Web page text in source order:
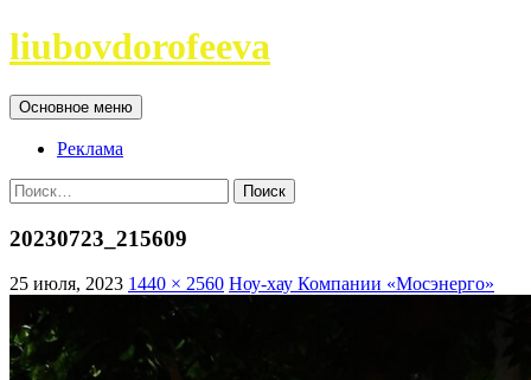
Перейти
к
liubovdorofeeva
Поиск
Основное меню
Реклама
Найти:
20230723_215609
25 июля, 2023 1440 × 2560 Ноу-хау Компании «Мосэнерго»